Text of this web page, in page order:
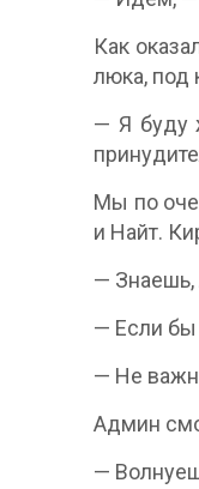
Как
люка, под
— Я буду
Мы по
и Найт.
— Знаешь,
— Если бы
— Не
Админ
—